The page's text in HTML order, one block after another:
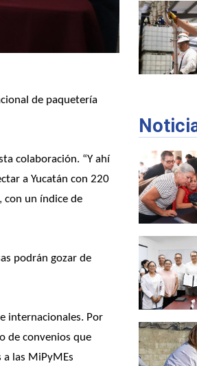
colaboración. “Y ahí
a Yucatán con 220
con un índice de
podrán gozar de
internacionales. Por
de convenios que
las MiPyMEs